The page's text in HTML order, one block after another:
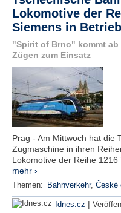
Lokomotive der
Siemens in Betrieb
"Spirit of Brno" kommt ab
Zügen zum Einsatz
Prag - Am Mittwoch hat die
Zugmaschine in ihren
Lokomotive der Reihe 1216
mehr ›
Themen: Bahnverkehr, České
Idnes.cz |